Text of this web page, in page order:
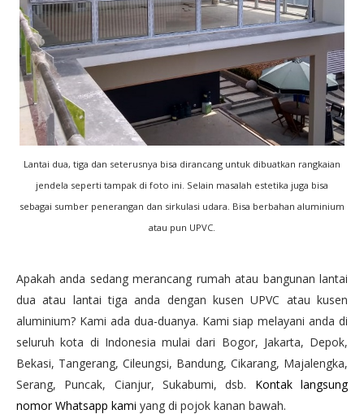
Lantai dua, tiga dan seterusnya bisa dirancang untuk dibuatkan rangkaian
jendela seperti tampak di foto ini. Selain masalah estetika juga bisa
sebagai sumber penerangan dan sirkulasi udara. Bisa berbahan aluminium
atau pun UPVC.
Apakah anda sedang merancang rumah atau bangunan lantai
dua atau lantai tiga anda dengan kusen UPVC atau kusen
aluminium? Kami ada dua-duanya. Kami siap melayani anda di
seluruh kota di Indonesia mulai dari Bogor, Jakarta, Depok,
Bekasi, Tangerang, Cileungsi, Bandung, Cikarang, Majalengka,
Serang, Puncak, Cianjur, Sukabumi, dsb. Kontak langsung
nomor Whatsapp kami yang di pojok kanan bawah.